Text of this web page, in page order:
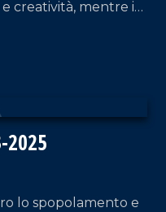
creatività, mentre i
2025
lo spopolamento e